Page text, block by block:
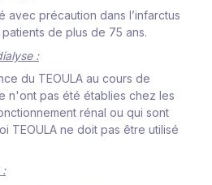
avec précaution dans l’infarctus
de plus de 75 ans.
:
du TEOULA au cours de
n'ont pas été établies chez les
rénal ou qui sont
TEOULA ne doit pas être utilisé
: